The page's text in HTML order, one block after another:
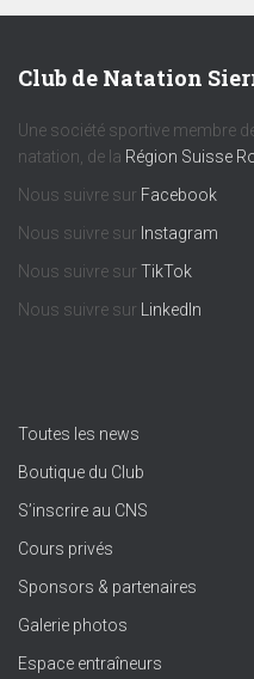
Club de Natation
Une société sportive membre
natation, de la Région Suisse
Nous suivre sur Facebook
Nous suivre sur Instagram
Nous suivre sur TikTok
Nous suivre sur
LinkedIn
Toutes les news
Boutique du Club
S’inscrire au CNS
Cours privés
Sponsors & partenaires
Galerie photos
Espace entraîneurs